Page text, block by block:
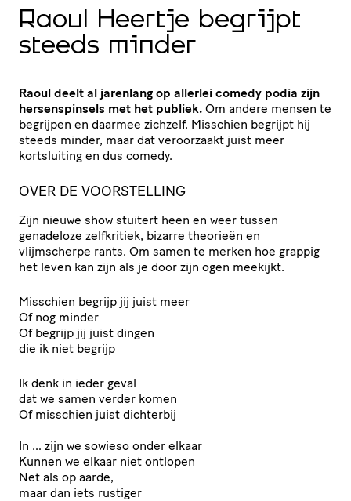
Raoul Heertje begrijpt
steeds minder
Raoul deelt al jarenlang op allerlei comedy podia zijn
hersenspinsels met het publiek. Om andere mensen te
begrijpen en daarmee zichzelf. Misschien begrijpt hij
steeds minder, maar dat veroorzaakt juist meer
kortsluiting en dus comedy.
OVER DE VOORSTELLING
Zijn nieuwe show stuitert heen en weer tussen
genadeloze zelfkritiek, bizarre theorieën en
vlijmscherpe rants. Om samen te merken hoe grappig
het leven kan zijn als je door zijn ogen meekijkt.
Misschien begrijp jij juist meer
Of nog minder
Of begrijp jij juist dingen
die ik niet begrijp
Ik denk in ieder geval
dat we samen verder komen
Of misschien juist dichterbij
In … zijn we sowieso onder elkaar
Kunnen we elkaar niet ontlopen
Net als op aarde,
maar dan iets rustiger